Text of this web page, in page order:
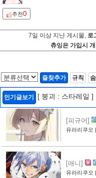
추천0
7일 이상 지난 게시물, 로
츄잉은 가입시
즐찾추가 규칙
인기글보기 [ 붕괴 : 스타레일 ]
[피규어]
작 피규
유라리쿠오
[애니]
생 소동
유라리쿠오